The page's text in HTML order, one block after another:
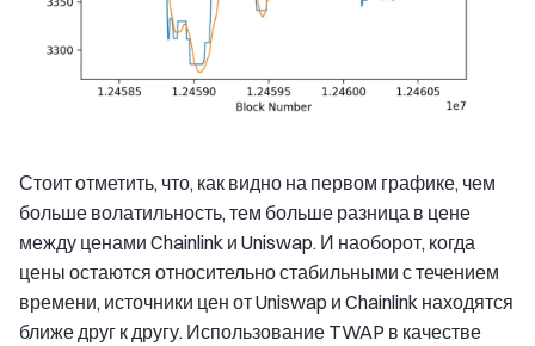
Стоит отметить, что, как видно на первом графике, чем
больше волатильность, тем больше разница в цене
между ценами Chainlink и Uniswap. И наоборот, когда
цены остаются относительно стабильными с течением
времени, источники цен от Uniswap и Chainlink находятся
ближе друг к другу. Использование TWAP в качестве